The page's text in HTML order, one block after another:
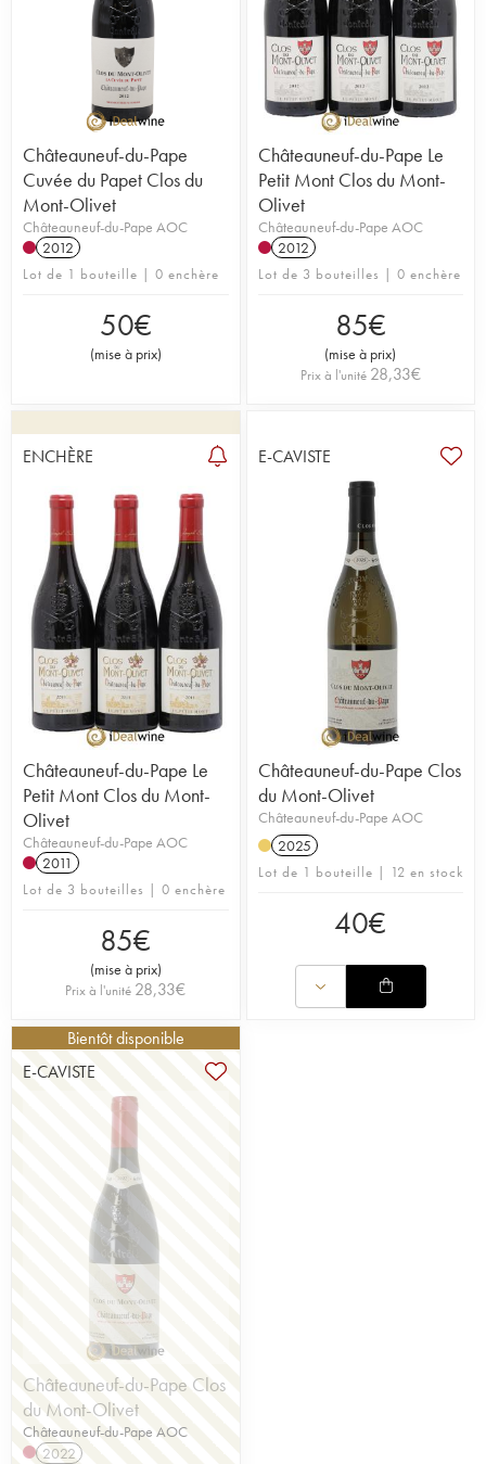
Châteauneuf-du-Pape
Cuvée du Papet Clos du
Mont-Olivet
Châteauneuf-du-Pape AOC
2012
Lot de 1 bouteille | 0 enchère
50€
(mise à prix)
Châteauneuf-du-Pape Le
Petit Mont Clos du Mont-
Olivet
Châteauneuf-du-Pape AOC
2012
Lot de 3 bouteilles | 0 enchère
85€
(mise à prix)
Prix à l'unité 28,33€
ENCHÈRE
Châteauneuf-du-Pape Le
Petit Mont Clos du Mont-
Olivet
Châteauneuf-du-Pape AOC
2011
Lot de 3 bouteilles | 0 enchère
85€
(mise à prix)
Prix à l'unité 28,33€
E-CAVISTE
Châteauneuf-du-Pape Clos
du Mont-Olivet
Châteauneuf-du-Pape AOC
2025
Lot de 1 bouteille | 12 en stock
40€
Bientôt disponible
E-CAVISTE
Châteauneuf-du-Pape Clos
du Mont-Olivet
Châteauneuf-du-Pape AOC
2022